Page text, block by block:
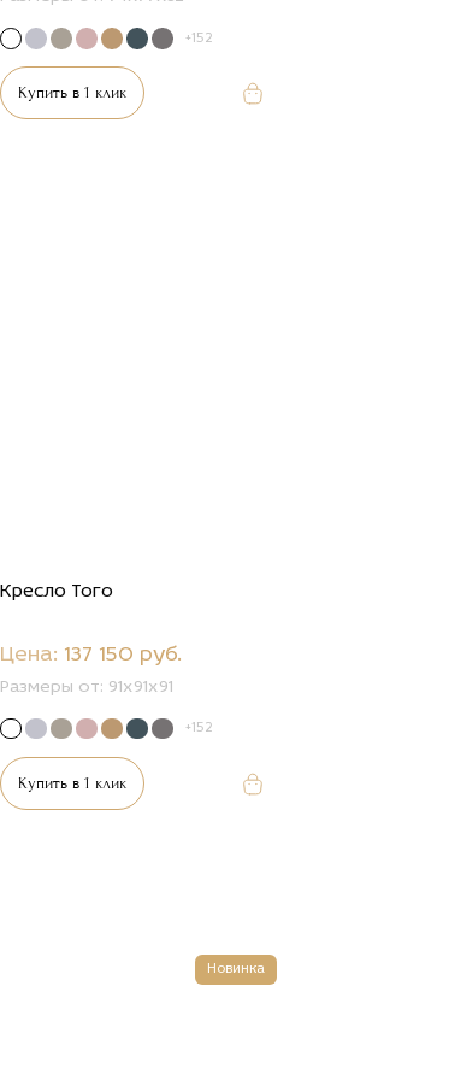
+152
Купить в 1 клик
Кресло Того
Цена: 137 150 руб.
Размеры от: 91х91х91
+152
Купить в 1 клик
Новинка